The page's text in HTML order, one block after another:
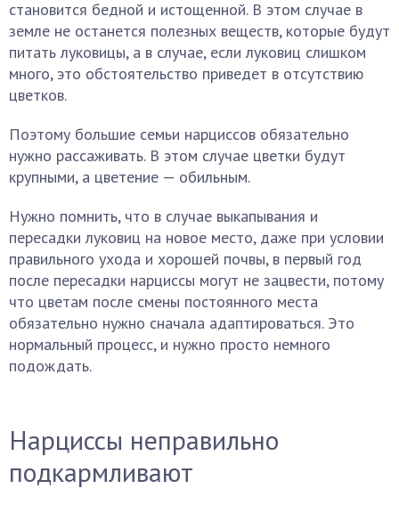
становится бедной и истощенной. В этом случае в
земле не останется полезных веществ, которые будут
питать луковицы, а в случае, если луковиц слишком
много, это обстоятельство приведет в отсутствию
цветков.
Поэтому большие семьи нарциссов обязательно
нужно рассаживать. В этом случае цветки будут
крупными, а цветение — обильным.
Нужно помнить, что в случае выкапывания и
пересадки луковиц на новое место, даже при условии
правильного ухода и хорошей почвы, в первый год
после пересадки нарциссы могут не зацвести, потому
что цветам после смены постоянного места
обязательно нужно сначала адаптироваться. Это
нормальный процесс, и нужно просто немного
подождать.
Нарциссы неправильно
подкармливают